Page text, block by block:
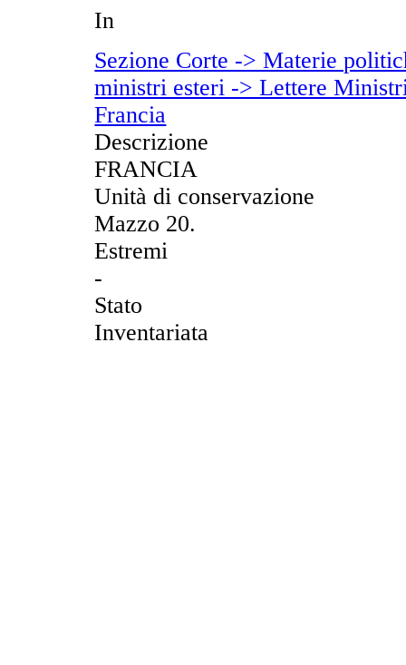
In
Sezione Corte -> Materie
ministri esteri -> Lettere
Francia
Descrizione
FRANCIA
Unità di conservazione
Mazzo 20.
Estremi
-
Stato
Inventariata